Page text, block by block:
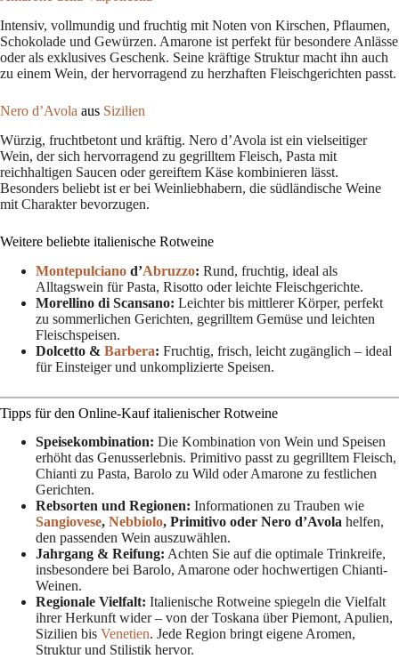
Intensiv, vollmundig und fruchtig mit Noten von Kirschen, Pflaumen,
Schokolade und Gewürzen. Amarone ist perfekt für besondere Anlässe
oder als exklusives Geschenk. Seine kräftige Struktur macht ihn auch
zu einem Wein, der hervorragend zu herzhaften Fleischgerichten passt.
Nero d’Avola aus Sizilien
Würzig, fruchtbetont und kräftig. Nero d’Avola ist ein vielseitiger
Wein, der sich hervorragend zu gegrilltem Fleisch, Pasta mit
reichhaltigen Saucen oder gereiftem Käse kombinieren lässt.
Besonders beliebt ist er bei Weinliebhabern, die südländische Weine
mit Charakter bevorzugen.
Weitere beliebte italienische Rotweine
Montepulciano d’Abruzzo: Rund, fruchtig, ideal als
Alltagswein für Pasta, Risotto oder leichte Fleischgerichte.
Morellino di Scansano: Leichter bis mittlerer Körper, perfekt
zu sommerlichen Gerichten, gegrilltem Gemüse und leichten
Fleischspeisen.
Dolcetto & Barbera: Fruchtig, frisch, leicht zugänglich – ideal
für Einsteiger und unkomplizierte Speisen.
Tipps für den Online-Kauf italienischer Rotweine
Speisekombination: Die Kombination von Wein und Speisen
erhöht das Genusserlebnis. Primitivo passt zu gegrilltem Fleisch,
Chianti zu Pasta, Barolo zu Wild oder Amarone zu festlichen
Gerichten.
Rebsorten und Regionen: Informationen zu Trauben wie
Sangiovese, Nebbiolo, Primitivo oder Nero d’Avola helfen,
den passenden Wein auszuwählen.
Jahrgang & Reifung: Achten Sie auf die optimale Trinkreife,
insbesondere bei Barolo, Amarone oder hochwertigen Chianti-
Weinen.
Regionale Vielfalt: Italienische Rotweine spiegeln die Vielfalt
ihrer Herkunft wider – von der Toskana über Piemont, Apulien,
Sizilien bis Venetien. Jede Region bringt eigene Aromen,
Struktur und Stilistik hervor.